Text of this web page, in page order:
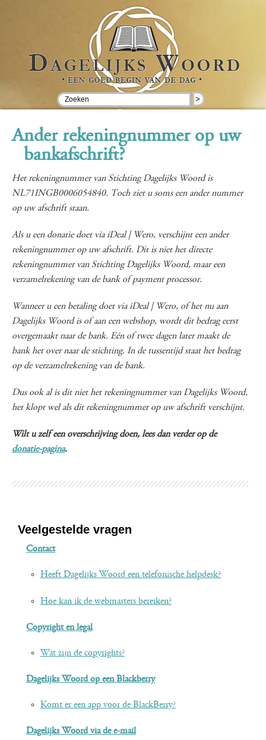
>
Ander rekeningnummer op uw
bankafschrift?
Het rekeningnummer van Stichting Dagelijks Woord is
NL71INGB0006054840. Toch ziet u soms een ander nummer
op uw afschrift staan.
Als u een donatie doet via iDeal | Wero, verschijnt een ander
rekeningnummer op uw afschrift. Dit is niet het directe
rekeningnummer van Stichting Dagelijks Woord, maar een
verzamelrekening van de bank of payment processor.
Wanneer u een betaling doet via iDeal | Wero, of het nu aan
Dagelijks Woord is of aan een webshop, wordt dit bedrag eerst
overgemaakt naar de bank. Eén of twee dagen later maakt de
bank het over naar de stichting. In de tussentijd staat het bedrag
op de verzamelrekening van de bank.
Dus ook al is dit niet het rekeningnummer van Dagelijks Woord,
het klopt wel als dit rekeningnummer op uw afschrift verschijnt.
Wilt u zelf een overschrijving doen, lees dan verder op de
donatie-pagina.
Veelgestelde vragen
Contact
Heeft Dagelijks Woord een telefonische helpdesk?
Hoe kan ik de webmasters bereiken?
Copyright en legal
Wat zijn de copyrights?
Dagelijks Woord op een Blackberry
Komt er een app voor de BlackBerry?
Dagelijks Woord via de e-mail